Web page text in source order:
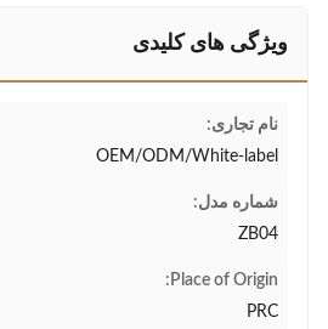
ویژگی های کلیدی
نام تجاری:
OEM/ODM/White-label
شماره مدل:
ZB04
Place of Origin:
PRC